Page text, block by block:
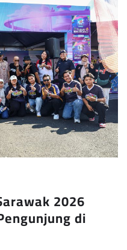
2026
di